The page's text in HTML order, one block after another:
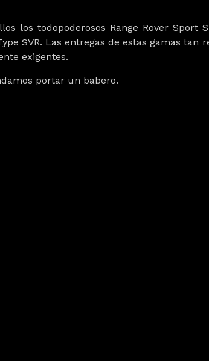
todopoderosos Range Rover Sport
SVR. Las entregas de estas gamas tan
exigentes.
portar un babero.